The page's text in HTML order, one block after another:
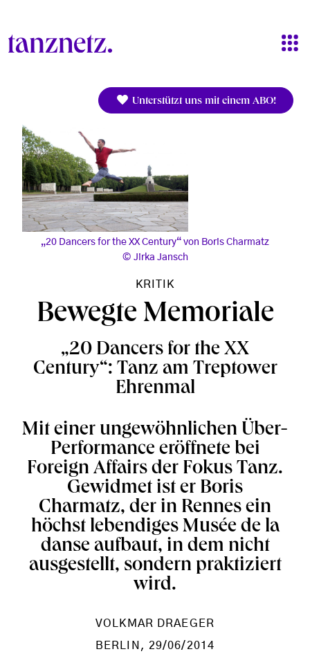
Unterstützt uns mit einem ABO!
„20 Dancers for the XX Century“ von Boris Charmatz
Jirka Jansch
KRITIK
Bewegte Memoriale
„20 Dancers for the XX
Century“: Tanz am Treptower
Ehrenmal
Mit einer ungewöhnlichen Über-
Performance eröffnete bei
Foreign Affairs der Fokus Tanz.
Gewidmet ist er Boris
Charmatz, der in Rennes ein
höchst lebendiges Musée de la
danse aufbaut, in dem nicht
ausgestellt, sondern praktiziert
wird.
VOLKMAR DRAEGER
BERLIN , 29/06/2014